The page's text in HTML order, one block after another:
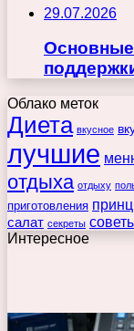
29.07.2026
Облако меток
Диета вкусное
лучшие
отдыха отдыху
приготовления
салат секреты
Интересное